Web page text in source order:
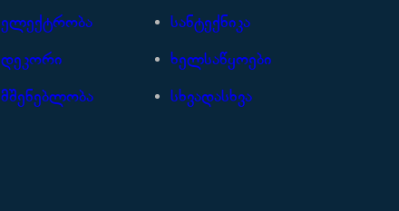
ელექტრობა
დეკორი
მშენებლობა
სანტექნიკა
ხელსაწყოები
სხვადასხვა